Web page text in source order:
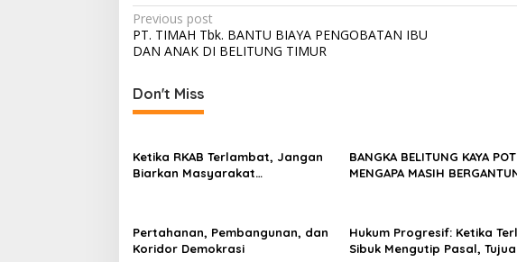
…
P
o
t
n
a
v
g
a
Previous post
PT. TIMAH Tbk. BANTU BIAYA PENGOBATAN IBU
DAN ANAK DI BELITUNG TIMUR
Don't Miss
Ketika RKAB Terlambat, Jangan
Biarkan Masyarakat
BANGKA BELITUNG KAYA
MENGAPA MASIH
Pertahanan, Pembangunan, dan
Koridor Demokrasi
Hukum Progresif: Ketika
Sibuk Mengutip Pasal,